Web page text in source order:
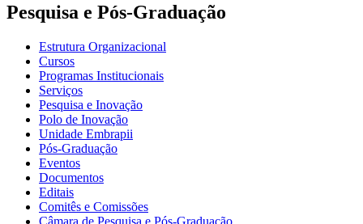
Pesquisa e Pós-Graduação
Estrutura Organizacional
Cursos
Programas Institucionais
Serviços
Pesquisa e Inovação
Polo de Inovação
Unidade Embrapii
Pós-Graduação
Eventos
Documentos
Editais
Comitês e Comissões
Câmara de Pesquisa e Pós-Graduação